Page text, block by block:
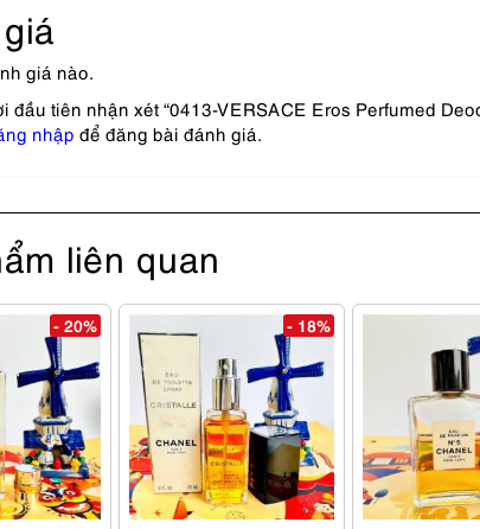
giá nào.
đầu tiên nhận xét “0413-VERSACE Eros Perfumed
nhập để đăng bài đánh giá.
liên quan
- 20% - 18%